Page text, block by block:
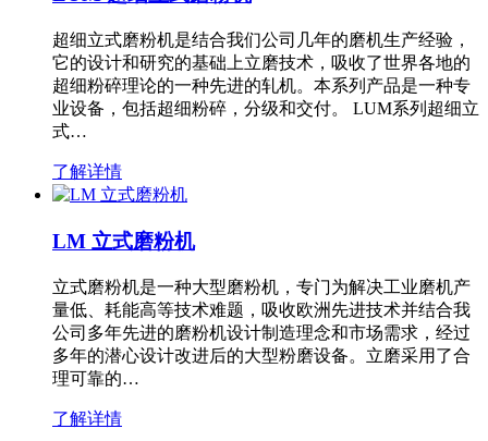
超细立式磨粉机是结合我们公司几年的磨机生产经验，
它的设计和研究的基础上立磨技术，吸收了世界各地的
超细粉碎理论的一种先进的轧机。本系列产品是一种专
业设备，包括超细粉碎，分级和交付。 LUM系列超细立
式…
了解详情
LM 立式磨粉机
立式磨粉机是一种大型磨粉机，专门为解决工业磨机产
量低、耗能高等技术难题，吸收欧洲先进技术并结合我
公司多年先进的磨粉机设计制造理念和市场需求，经过
多年的潜心设计改进后的大型粉磨设备。立磨采用了合
理可靠的…
了解详情